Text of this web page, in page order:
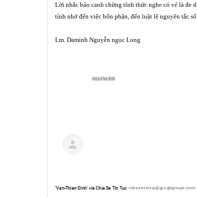
Lời nhắc bảo canh chừng tỉnh thức nghe có vẻ là đe
tỉnh nhớ đến việc bổn phận, đến luật lệ nguyên tắc
Lm. Daminh Nguyễn ngọc Long
Hộp thư đến
'Van-Thien Dinh' via Chia Se Tin Tuc <chia-se-tin-tuc@googlegroups.com>